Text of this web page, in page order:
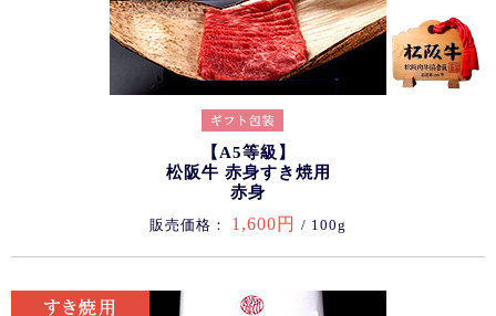
【A5等級】
松阪牛 赤身すき焼用
赤身
販売価格： 1,600円 / 100g